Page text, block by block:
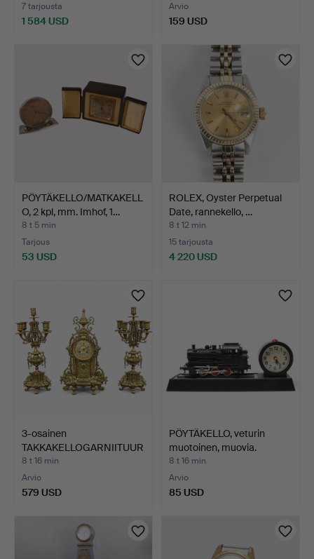
7 tarjousta
1 584 USD
Arvio
159 USD
PÖYTÄKELLO/MATKAKELL
O, 2 kpl, mm. Imhof, 1…
8 t 5 min
Tarjous
53 USD
ROLEX, Oyster Perpetual
Date, rannekello, …
8 t 12 min
15 tarjousta
4 220 USD
3-osainen
TAKKAKELLOGARNIITUUR
I rokokootyy…
8 t 16 min
Arvio
579 USD
PÖYTÄKELLO, veturin
muotoinen, muovia.
8 t 16 min
Arvio
85 USD